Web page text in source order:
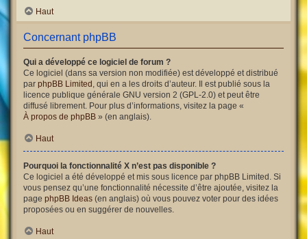
Haut
Concernant phpBB
Qui a développé ce logiciel de forum ?
Ce logiciel (dans sa version non modifiée) est développé et distribué
par phpBB Limited , qui en a les droits d’auteur. Il est publié sous la
licence publique générale GNU version 2 (GPL-2.0) et peut être
diffusé librement. Pour plus d’informations, visitez la page «
À propos de phpBB » (en anglais).
Haut
Pourquoi la fonctionnalité X n’est pas disponible ?
Ce logiciel a été développé et mis sous licence par phpBB Limited. Si
vous pensez qu’une fonctionnalité nécessite d’être ajoutée, visitez la
page phpBB Ideas (en anglais) où vous pouvez voter pour des idées
proposées ou en suggérer de nouvelles.
Haut